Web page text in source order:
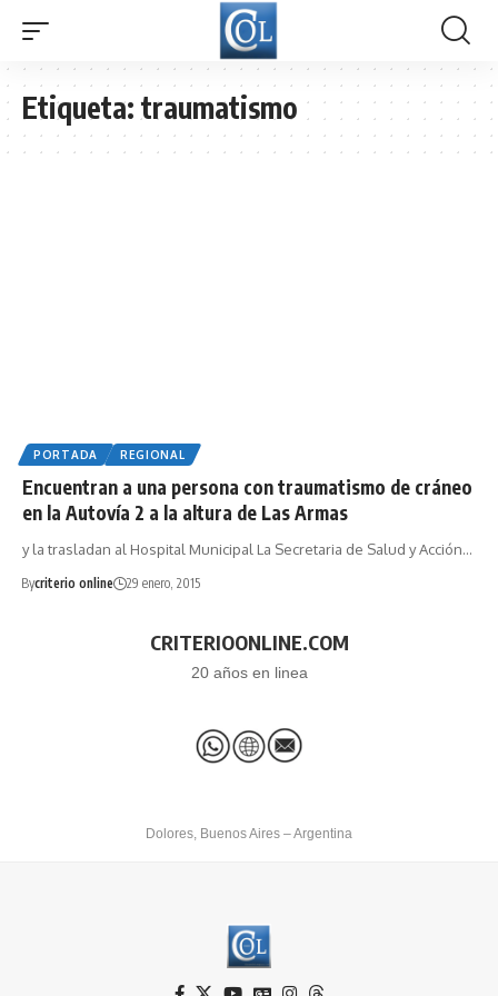
Etiqueta:traumatismo
PORTADA REGIONAL
Encuentran a una persona con traumatismo de cráneo
en la Autovía 2 a la altura de Las Armas
y la trasladan al Hospital Municipal La Secretaria de Salud y Acción…
Bycriterio online 29 enero, 2015
CRITERIOONLINE.COM
20 años en linea
Dolores, Buenos Aires – Argentina